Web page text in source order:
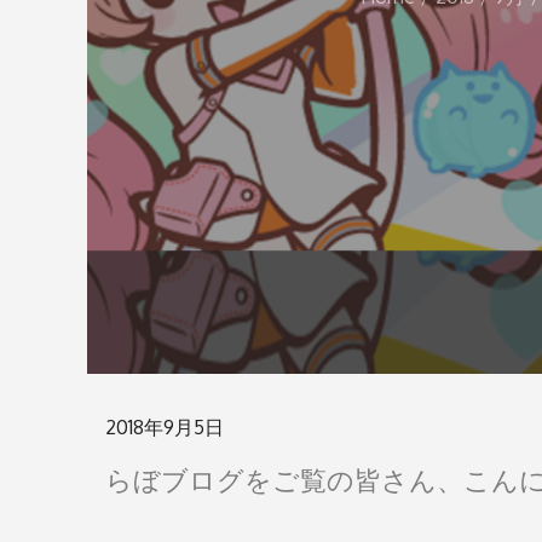
Posted
2018年9月5日
らぼブログをご覧の皆さん、こん